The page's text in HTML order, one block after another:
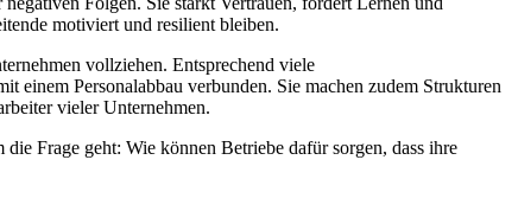
motiviert und resilient bleiben.
vollziehen. Entsprechend viele
Personalabbau verbunden. Sie machen zudem Strukturen
vieler Unternehmen.
Frage geht: Wie können Betriebe dafür sorgen, dass ihre